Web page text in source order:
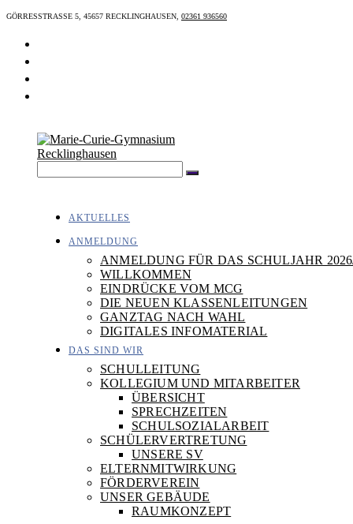
Zum
springen
GÖRRESSTRASSE 5, 45657 RECKLINGHAUSEN, 02361 936560
AKTUELLES
ANMELDUNG
ANMELDUNG FÜR DAS SCHULJAHR
WILLKOMMEN
EINDRÜCKE VOM MCG
DIE NEUEN KLASSENLEITUNGEN
GANZTAG NACH WAHL
DIGITALES INFOMATERIAL
DAS SIND WIR
SCHULLEITUNG
KOLLEGIUM UND MITARBEITER
ÜBERSICHT
SPRECHZEITEN
SCHULSOZIALARBEIT
SCHÜLERVERTRETUNG
UNSERE SV
ELTERNMITWIRKUNG
FÖRDERVEREIN
UNSER GEBÄUDE
RAUMKONZEPT